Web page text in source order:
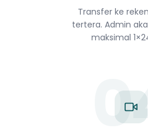
Transfer ke
tertera. Admin
maksimal
04